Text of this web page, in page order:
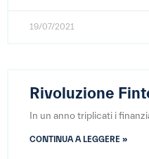
19/07/2021
Rivoluzione
In un anno triplicati i
CONTINUA A LEGGERE »